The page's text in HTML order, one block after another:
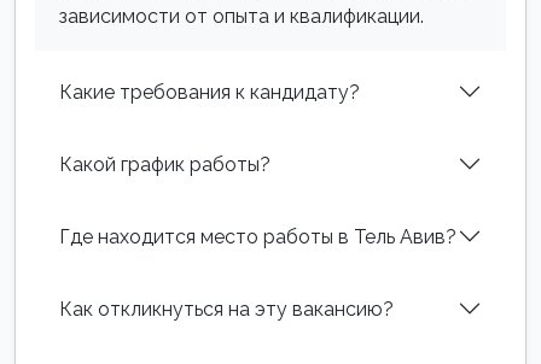
зависимости от опыта и квалификации.
Какие требования к кандидату?
Какой график работы?
Где находится место работы в Тель Авив?
Как откликнуться на эту вакансию?